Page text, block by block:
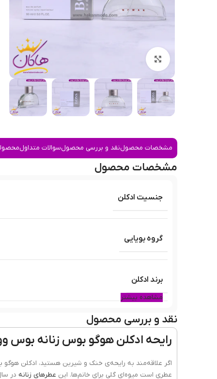
مشخصات محصولنقد و بررسی محصولسوالات متداول
مشخصات محصول
جنسیت ادکلن
گروه بویایی
برند ادکلن
سال ساخت عطر
نوع عطر
مشاهده بیشتر
نقد و بررسی محصول
رایحه ادکلن هوگو بوس زنانه بوس وومن
عطری است میوه‌ای گلی برای خانم‌ها. این عطرهای زنانه در سال 2000 ساخته